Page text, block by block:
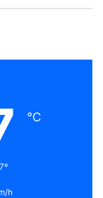
℃
h